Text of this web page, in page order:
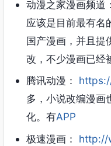
动漫之家漫画频道
应该是目前最有名
国产漫画，并且提
改，不少漫画已经
腾讯动漫：
多，小说改编漫画
化。有APP
极速漫画： http://